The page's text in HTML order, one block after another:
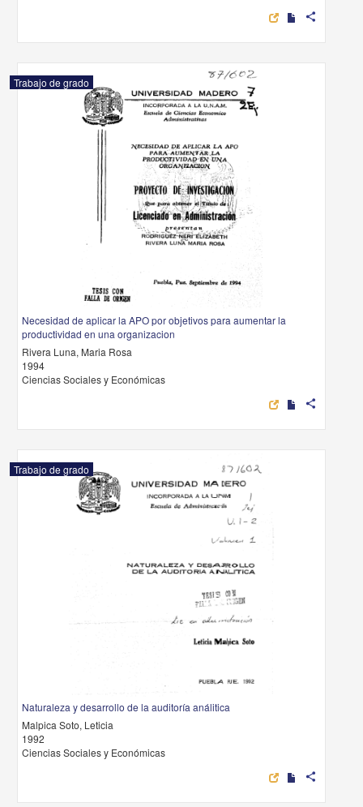
share
Trabajo de grado
Necesidad de aplicar la APO por objetivos para aumentar la
productividad en una organizacion
Rivera Luna, Maria Rosa
1994
Ciencias Sociales y Económicas
share
Trabajo de grado
Naturaleza y desarrollo de la auditoría análitica
Malpica Soto, Leticia
1992
Ciencias Sociales y Económicas
share